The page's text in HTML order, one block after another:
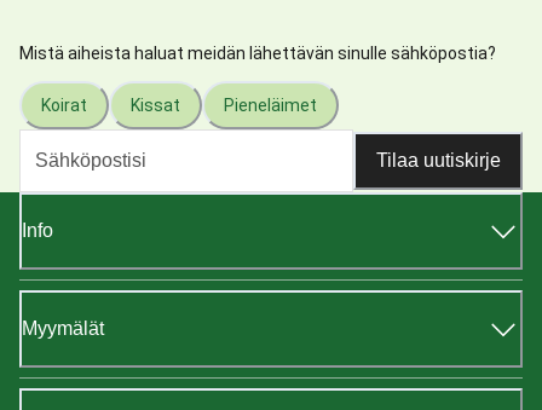
Mistä aiheista haluat meidän lähettävän sinulle sähköpostia?
Koirat Kissat Pieneläimet
Tilaa uutiskirje
Info
Myymälät